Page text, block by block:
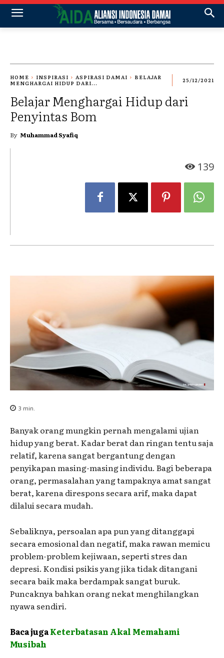
HOME INSPIRASI ASPIRASI DAMAI
BELAJAR
MENGHARGAI HIDUP DARI...
25/12/2021
Belajar Menghargai Hidup dari
Penyintas Bom
By Muhammad Syafiq
139
3 min.
Banyak orang mungkin pernah mengalami ujian
hidup yang berat. Kadar berat dan ringan tentu saja
relatif, karena sangat bergantung dengan
penyikapan masing-masing individu. Bagi beberapa
orang, permasalahan yang tampaknya amat sangat
berat, karena direspons secara arif, maka dapat
dilalui secara mudah.
Sebaliknya, persoalan apa pun yang ditanggapi
secara emosional dan negatif, maka rawan memicu
problem-problem kejiwaan, seperti stres dan
depresi. Kondisi psikis yang jika tidak ditangani
secara baik maka berdampak sangat buruk.
Puncaknya bahkan orang nekat menghilangkan
nyawa sendiri.
Baca jugaKeterbatasan Akal Memahami
Musibah